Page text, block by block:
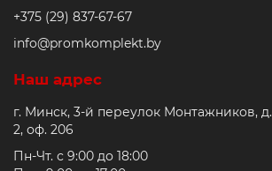
Вакуумные компоненты
+375 (29) 837-67-67
info@promkomplekt.by
Наш адрес
г. Минск, 3-й переулок Монтажников, д.
2, оф. 206
Пн-Чт. с 9:00 до 18:00